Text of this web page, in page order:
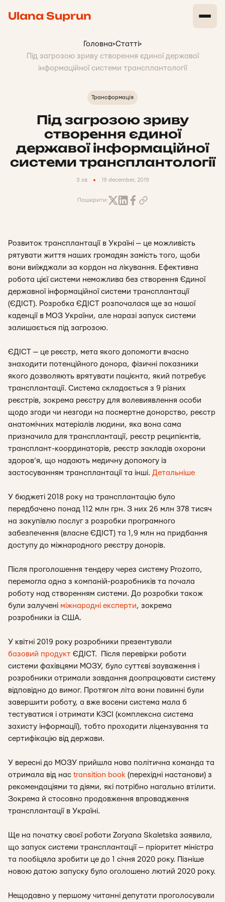
Ulana Suprun
Головна>Статті>
Під загрозою зриву створення єдиної державої
інформаційної системи трансплантології
Трансформація
Під загрозою зриву
створення єдиної
державої інформаційної
системи трансплантології
3 хв 19 december, 2019
Поширити:
Розвиток трансплантації в Україні — це можливість
рятувати життя наших громадян замість того, щоби
вони виїжджали за кордон на лікування. Ефективна
робота цієї системи неможлива без створення Єдиної
державної інформаційної системи трансплантації
(ЄДІСТ). Розробка ЄДІСТ розпочалася ще за нашої
каденції в МОЗ України, але наразі запуск системи
залишається під загрозою.
ЄДІСТ — це реєстр, мета якого допомогти вчасно
знаходити потенційного донора, фізичні показники
якого дозволяють врятувати пацієнта, який потребує
трансплантації. Система складається з 9 різних
реєстрів, зокрема реєстру для волевиявлення особи
щодо згоди чи незгоди на посмертне донорство, реєстр
анатомічних матеріалів людини, яка вона сама
призначила для трансплантації, реєстр реципієнтів,
трансплант-координаторів, реєстр закладів охорони
здоров’я, що надають медичну допомогу із
застосуванням трансплантації та інші. Детальніше
У бюджеті 2018 року на трансплантацію було
передбачено понад 112 млн грн. З них 26 млн 378 тисяч
на закупівлю послуг з розробки програмного
забезпечення (власне ЄДІСТ) та 1,9 млн на придбання
доступу до міжнародного реєстру донорів.
Після проголошення тендеру через систему Prozorro,
перемогла одна з компаній-розробників та почала
роботу над створенням системи. До розробки також
були залучені міжнародні експерти, зокрема
розробники із США.
У квітні 2019 року розробники презентували
базовий продукт ЄДІСТ. Після перевірки роботи
системи фахівцями МОЗУ, було суттєві зауваження і
розробники отримали завдання доопрацювати систему
відповідно до вимог. Протягом літа вони повинні були
завершити роботу, а вже восени система мала б
тестуватися і отримати КЗСІ (комплексна система
захисту інформації), тобто проходити ліцензування та
сертифікацію від держави.
У вересні до МОЗУ прийшла нова політична команда та
отримала від нас transition book (перехідні настанови) з
рекомендаціями та діями, які потрібно нагально втілити.
Зокрема й стосовно продовження впровадження
трансплантації в Україні.
Ще на початку своєї роботи Zoryana Skaletska заявила,
що запуск системи трансплантації — пріоритет міністра
та пообіцяла зробити це до 1 січня 2020 року. Пізніше
новою датою запуску було оголошено лютий 2020 року.
Нещодавно у першому читанні депутати проголосували